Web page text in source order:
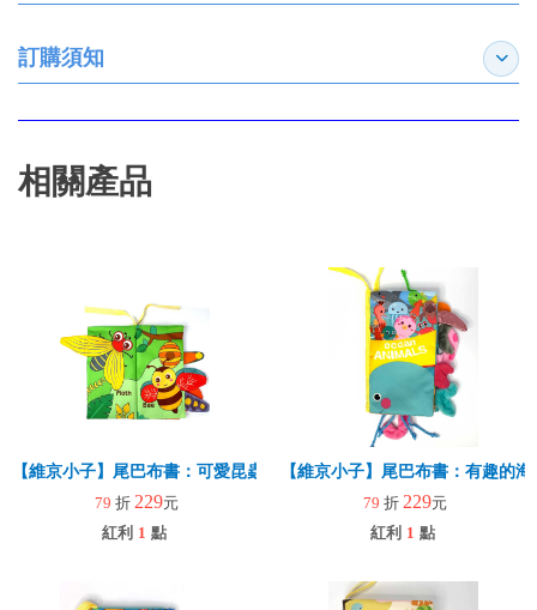
訂購須知 展開
相關產品
【維京小子】尾巴布書：可愛昆蟲
79 折 229元
紅利 1 點
【維京小子】尾巴布書：有趣的海
79 折 229元
紅利 1 點